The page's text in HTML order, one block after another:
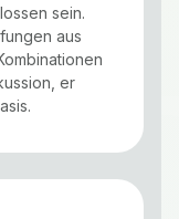
sein.
aus
er